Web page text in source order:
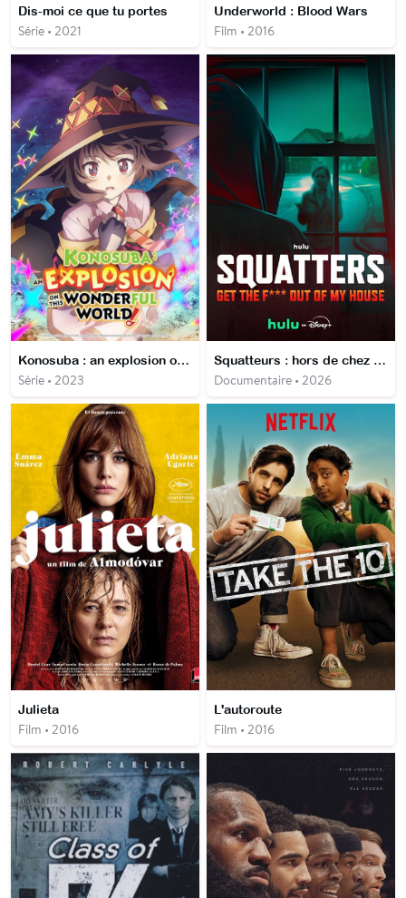
Dis-moi ce que tu portes
Série • 2021
Underworld : Blood Wars
Film • 2016
Konosuba : an explosion on this wonderful world
Série • 2023
Squatteurs : hors de chez moi
Documentaire • 2026
Julieta
Film • 2016
L'autoroute
Film • 2016